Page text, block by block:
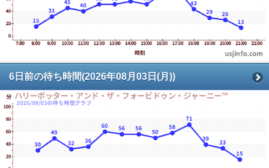
6日前の待ち時間(2026年08月03日(月))